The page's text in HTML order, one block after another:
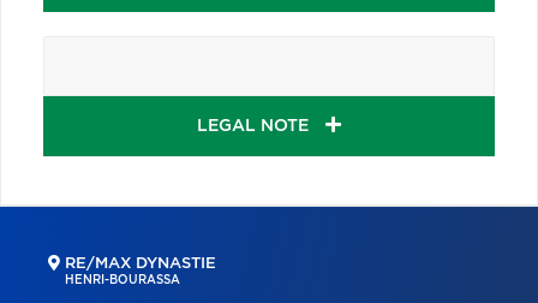
LEGAL NOTE
RE/MAX DYNASTIE
HENRI-BOURASSA